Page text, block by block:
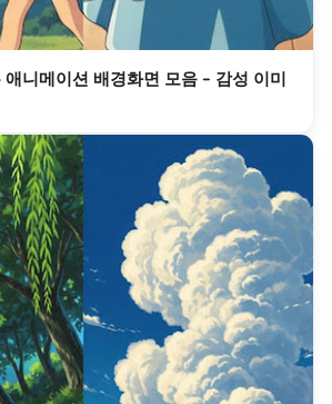
애니메이션 배경화면 모음 – 감성 이미